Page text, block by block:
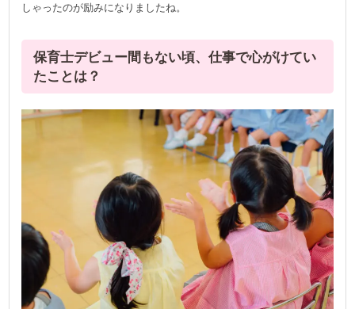
しゃったのが励みになりましたね。
保育士デビュー間もない頃、仕事で心がけてい
たことは？